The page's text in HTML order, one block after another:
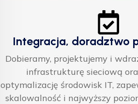
Integracja, doradztwo
Dobieramy, projektujemy i
infrastrukturę sieciową
optymalizację środowisk IT,
skalowalność i najwyższy